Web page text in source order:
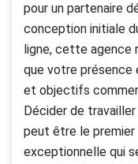
pour un partenaire
conception initiale
ligne, cette agence
que votre présence
et objectifs
Décider de
peut être le premier
exceptionnelle qui